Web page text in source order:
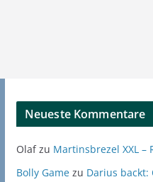
Neueste Kommentare
Olafzu Martinsbrezel XXL –
Bolly Gamezu Darius backt: